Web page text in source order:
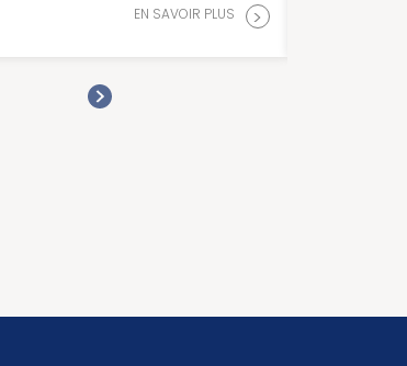
15/07/2026